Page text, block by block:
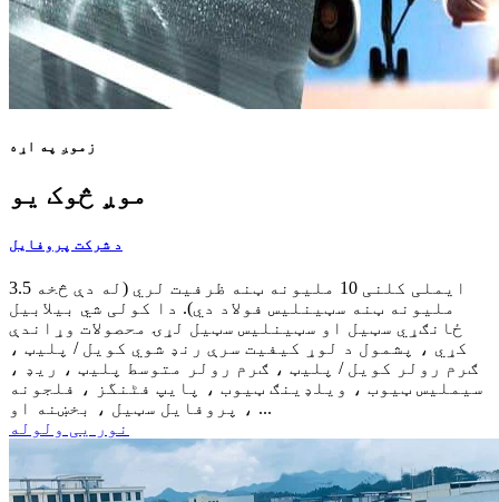
زموږ په اړه
موږ څوک یو
د شرکت پروفایل
ایملی کلنی 10 ملیونه ټنه ظرفیت لري (له دې څخه 3.5
ملیونه ټنه سټینلیس فولاد دي). دا کولی شي بیلابیل
ځانګړي سټیل او سټینلیس سټیل لړۍ محصولات وړاندې
کړي ، پشمول د لوړ کیفیت سرې رنډ شوي کویل / پلیټ ،
ګرم رولر کویل / پلیټ ، ګرم رولر متوسط پلیټ ، ریډ ،
سیملیس ټیوب ، ویلډینګ ټیوب ، پایپ فٹنگز ، فلجونه
، پروفایل سټیل ، بخښنه او ...
نور یی ولوله